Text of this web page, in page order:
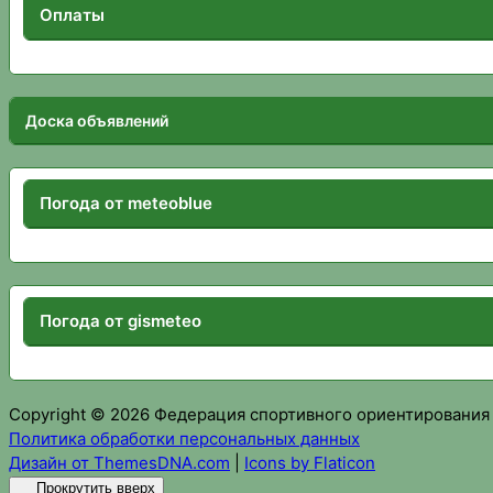
Оплаты
Доска объявлений
Погода от meteoblue
Погода от gismeteo
Copyright © 2026 Федерация спортивного
Политика обработки персональных данных
Дизайн от ThemesDNA.com
Icons by Flaticon
Прокрутить вверх